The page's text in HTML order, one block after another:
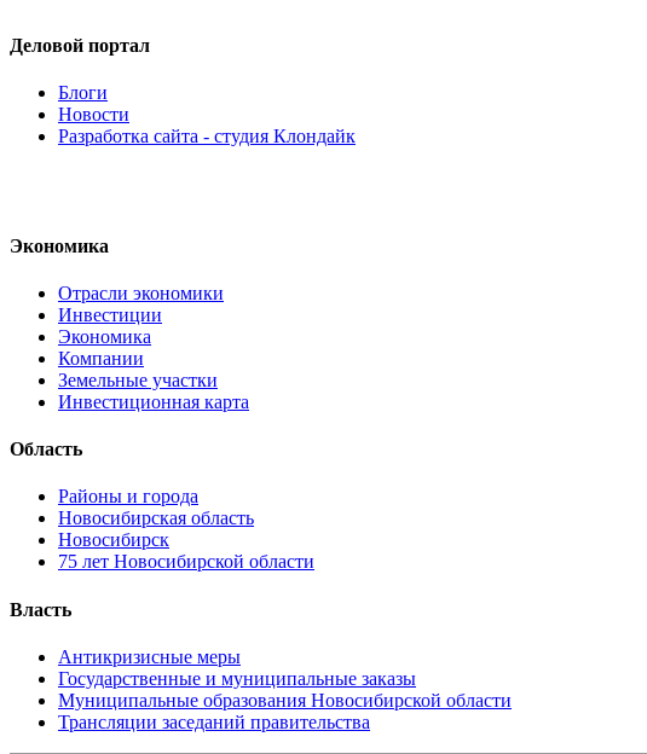
Деловой портал
Блоги
Новости
Разработка сайта - студия Клондайк
Экономика
Отрасли экономики
Инвестиции
Экономика
Компании
Земельные участки
Инвестиционная карта
Область
Районы и города
Новосибирская область
Новосибирск
75 лет Новосибирской области
Власть
Антикризисные меры
Государственные и муниципальные заказы
Муниципальные образования Новосибирской области
Трансляции заседаний правительства